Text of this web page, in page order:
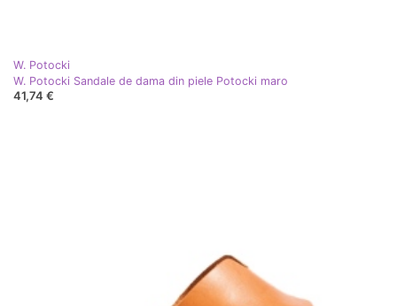
W. Potocki
W. Potocki Sandale de dama din piele Potocki maro
41,74 €